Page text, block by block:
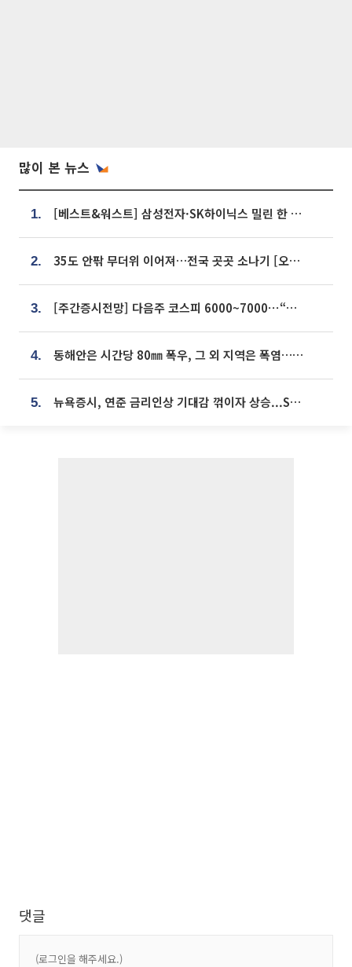
많이 본 뉴스
1. [베스트&워스트] 삼성전자·SK하이닉스 밀린 한 주…상상인증권은 85% 급등
2. 35도 안팎 무더위 이어져…전국 곳곳 소나기 [오늘 날씨]
3. [주간증시전망] 다음주 코스피 6000~7000⋯“外人 수급은 정책이 변수”
4. 동해안은 시간당 80㎜ 폭우, 그 외 지역은 폭염…‘극과 극 날씨’
5. 뉴욕증시, 연준 금리인상 기대감 꺾이자 상승...S&P500 사상 최고치 [종합]
댓글